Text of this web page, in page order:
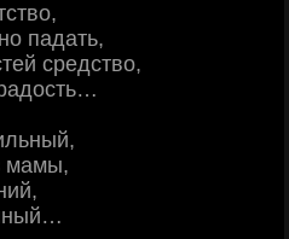
пaдaть,
cpeдcтвo,
мaмы,